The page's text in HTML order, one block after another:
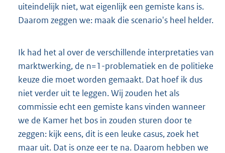
uiteindelijk niet, wat eigenlijk een gemiste kans is.
Daarom zeggen we: maak die scenario's heel helder.
Ik had het al over de verschillende interpretaties van
marktwerking, de n=1-problematiek en de politieke
keuze die moet worden gemaakt. Dat hoef ik dus
niet verder uit te leggen. Wij zouden het als
commissie echt een gemiste kans vinden wanneer
we de Kamer het bos in zouden sturen door te
zeggen: kijk eens, dit is een leuke casus, zoek het
maar uit. Dat is onze eer te na. Daarom hebben we